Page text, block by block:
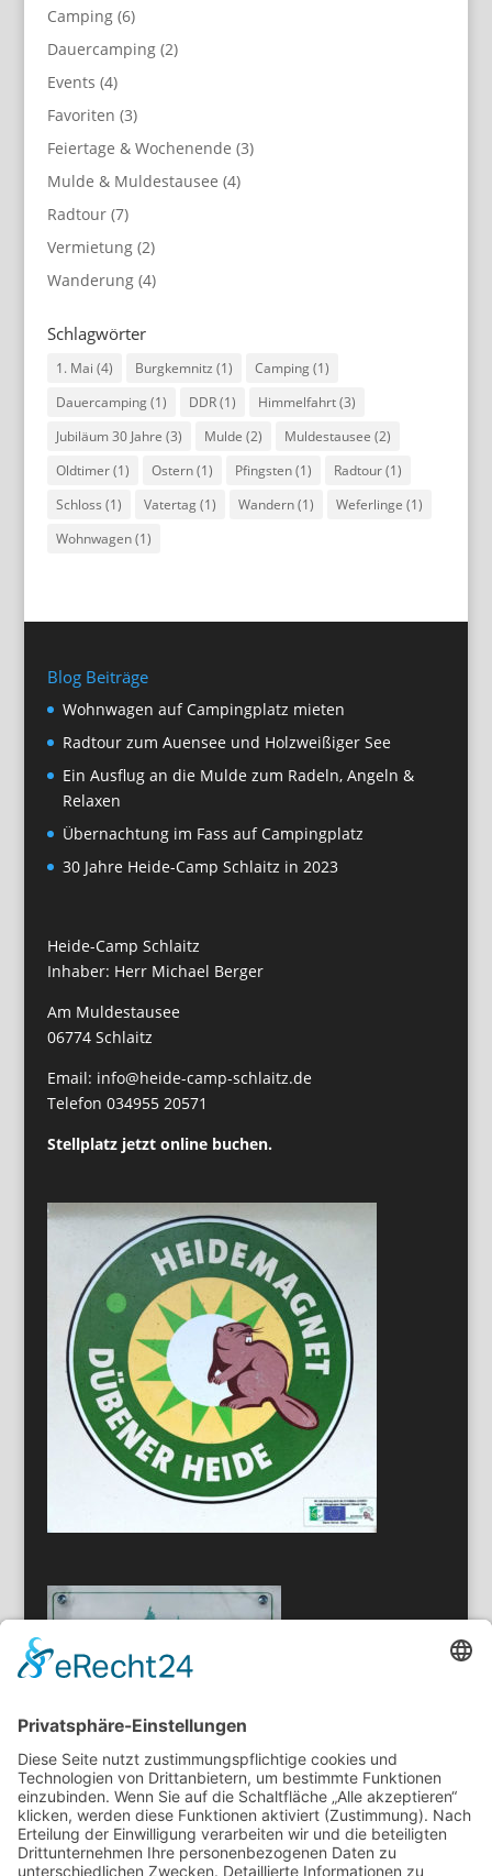
Camping(6)
Dauercamping(2)
Events (4)
Favoriten (3)
Feiertage & Wochenende (3)
Mulde & Muldestausee (4)
Radtour(7)
Vermietung(2)
Wanderung(4)
Schlagwörter
1. Mai (4) Burgkemnitz (1) Camping(1)
Dauercamping(1) DDR(1) Himmelfahrt(3)
Jubiläum 30 Jahre (3) Mulde (2) Muldestausee (2)
Oldtimer(1) Ostern(1) Pfingsten(1) Radtour(1)
Schloss (1) Vatertag(1) Wandern(1) Weferlinge (1)
Wohnwagen(1)
Blog Beiträge
Wohnwagen auf Campingplatz mieten
Radtour zum Auensee und Holzweißiger See
Ein Ausflug an die Mulde zum Radeln, Angeln &
Relaxen
Übernachtung im Fass auf Campingplatz
30 Jahre Heide-Camp Schlaitz in 2023
Heide-Camp Schlaitz
Inhaber: Herr Michael Berger
Am Muldestausee
06774 Schlaitz
Email: info@heide-camp-schlaitz.de
Telefon 034955 20571
Stellplatz jetzt online buchen.